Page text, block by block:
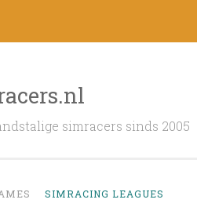
simracers sinds 2005
SIMRACING LEAGUES